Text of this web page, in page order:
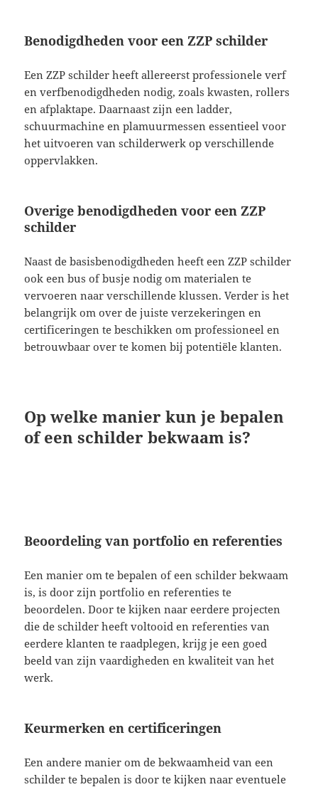
Benodigdheden voor een ZZP schilder
Een ZZP schilder heeft allereerst professionele verf
en verfbenodigdheden nodig, zoals kwasten, rollers
en afplaktape. Daarnaast zijn een ladder,
schuurmachine en plamuurmessen essentieel voor
het uitvoeren van schilderwerk op verschillende
oppervlakken.
Overige benodigdheden voor een ZZP
schilder
Naast de basisbenodigdheden heeft een ZZP schilder
ook een bus of busje nodig om materialen te
vervoeren naar verschillende klussen. Verder is het
belangrijk om over de juiste verzekeringen en
certificeringen te beschikken om professioneel en
betrouwbaar over te komen bij potentiële klanten.
Op welke manier kun je bepalen
of een schilder bekwaam is?
Beoordeling van portfolio en referenties
Een manier om te bepalen of een schilder bekwaam
is, is door zijn portfolio en referenties te
beoordelen. Door te kijken naar eerdere projecten
die de schilder heeft voltooid en referenties van
eerdere klanten te raadplegen, krijg je een goed
beeld van zijn vaardigheden en kwaliteit van het
werk.
Keurmerken en certificeringen
Een andere manier om de bekwaamheid van een
schilder te bepalen is door te kijken naar eventuele